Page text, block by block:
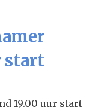
start
19.00 uur start